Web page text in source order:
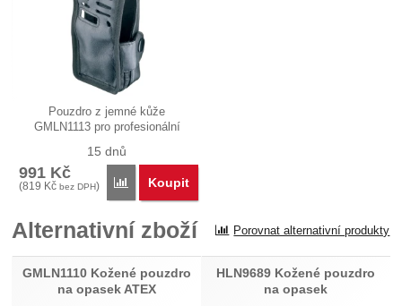
Pouzdro z jemné kůže
GMLN1113 pro profesionální
15 dnů
991 Kč
(819 Kč bez DPH) Porovnat
Koupit
Alternativní zboží Porovnat alternativní produkty
GMLN1110 Kožené pouzdro
na opasek ATEX
HLN9689 Kožené pouzdro
na opasek